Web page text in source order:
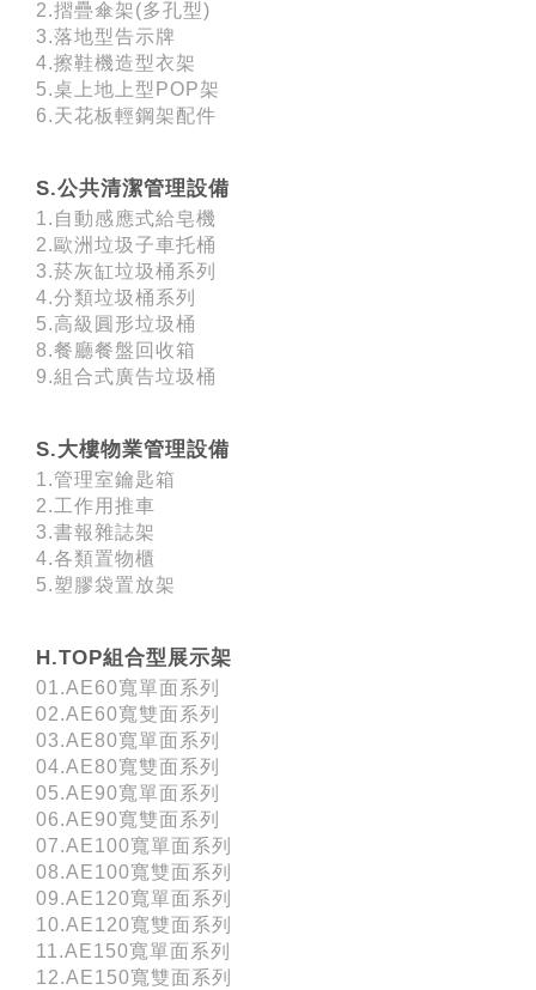
2.摺疊傘架(多孔型)
3.落地型告示牌
4.擦鞋機造型衣架
5.桌上地上型POP架
6.天花板輕鋼架配件
S.公共清潔管理設備
1.自動感應式給皂機
2.歐洲垃圾子車托桶
3.菸灰缸垃圾桶系列
4.分類垃圾桶系列
5.高級圓形垃圾桶
8.餐廳餐盤回收箱
9.組合式廣告垃圾桶
S.大樓物業管理設備
1.管理室鑰匙箱
2.工作用推車
3.書報雜誌架
4.各類置物櫃
5.塑膠袋置放架
H.TOP組合型展示架
01.AE60寬單面系列
02.AE60寬雙面系列
03.AE80寬單面系列
04.AE80寬雙面系列
05.AE90寬單面系列
06.AE90寬雙面系列
07.AE100寬單面系列
08.AE100寬雙面系列
09.AE120寬單面系列
10.AE120寬雙面系列
11.AE150寬單面系列
12.AE150寬雙面系列